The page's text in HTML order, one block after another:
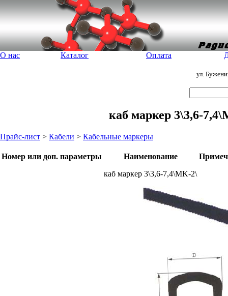
О нас Каталог Оплата
ул.
каб маркер 3\3,6-
Прайс-лист > Кабели > Кабельные маркеры
Номер или доп. параметры Наименование
каб маркер 3\3,6-7,4\MK-2\